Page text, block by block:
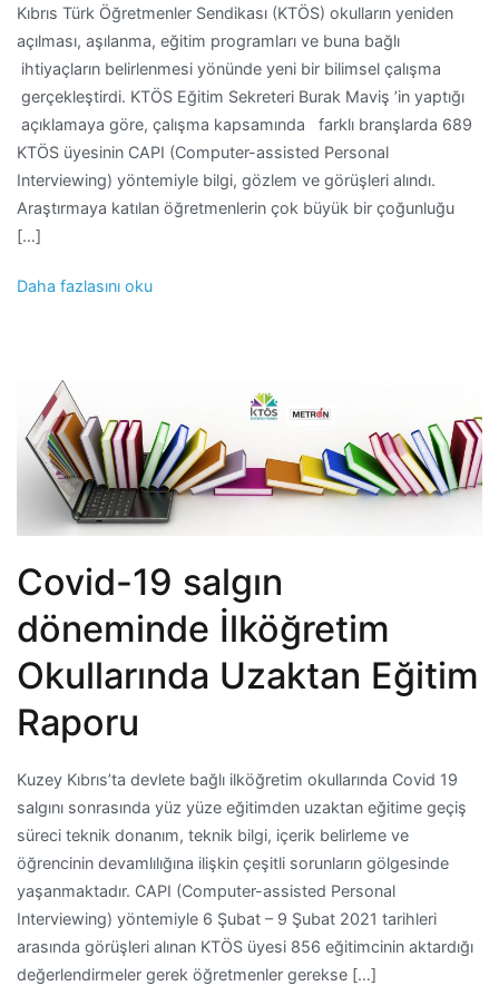
Kıbrıs Türk Öğretmenler Sendikası (KTÖS) okulların yeniden
açılması, aşılanma, eğitim programları ve buna bağlı
ihtiyaçların belirlenmesi yönünde yeni bir bilimsel çalışma
gerçekleştirdi. KTÖS Eğitim Sekreteri Burak Maviş ’in yaptığı
açıklamaya göre, çalışma kapsamında farklı branşlarda 689
KTÖS üyesinin CAPI (Computer-assisted Personal
Interviewing) yöntemiyle bilgi, gözlem ve görüşleri alındı.
Araştırmaya katılan öğretmenlerin çok büyük bir çoğunluğu
[…]
Daha fazlasını oku
Covid-19 salgın
döneminde İlköğretim
Okullarında Uzaktan Eğitim
Raporu
Kuzey Kıbrıs’ta devlete bağlı ilköğretim okullarında Covid 19
salgını sonrasında yüz yüze eğitimden uzaktan eğitime geçiş
süreci teknik donanım, teknik bilgi, içerik belirleme ve
öğrencinin devamlılığına ilişkin çeşitli sorunların gölgesinde
yaşanmaktadır. CAPI (Computer-assisted Personal
Interviewing) yöntemiyle 6 Şubat – 9 Şubat 2021 tarihleri
arasında görüşleri alınan KTÖS üyesi 856 eğitimcinin aktardığı
değerlendirmeler gerek öğretmenler gerekse […]